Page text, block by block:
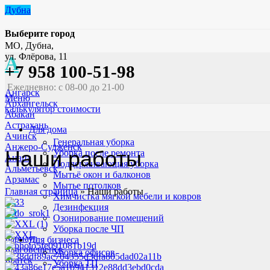
Дубна
Выберите город
А
Ангарск
Архангельск
Абакан
Астрахань
Ачинск
Анжеро-Судженск
Анапа
Альметьевск
Арзамас
Б
Барнаул
Благовещенск
Братск
МО, Дубна,
ул. Флёрова, 11
+7 958 100-51-98
Ежедневно: с 08-00 до 21-00
Меню
калькулятор стоимости
Для дома
Генеральная уборка
Уборка после ремонта
Поддерживающая уборка
Мытьё окон и балконов
Мытье потолков
Химчистка мягкой мебели и ковров
Дезинфекция
Озонирование помещений
Уборка после ЧП
Для бизнеса
Уборка офисов
Уборка ТЦ
Наши работы
Главная страница»Наши работы